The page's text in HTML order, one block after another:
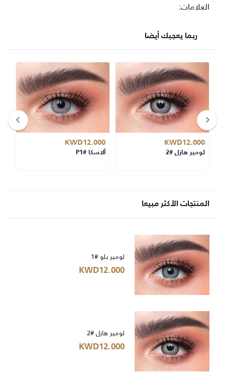
المنتجات الأكثر مبيعا
لومير بلو #1
KWD12.000
لومير هازل #2
KWD12.000
العلامات:
ربما يعجبك أيضا
KWD12.000
لومير هازل #2
KWD12.000
ألاسكا #P1